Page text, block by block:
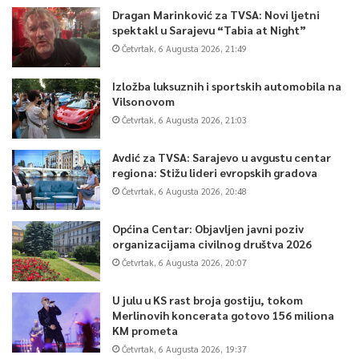
Dragan Marinković za TVSA: Novi ljetni
spektakl u Sarajevu “Tabia at Night”
Četvrtak, 6 Augusta 2026, 21:49
Izložba luksuznih i sportskih automobila na
Vilsonovom
Četvrtak, 6 Augusta 2026, 21:03
Avdić za TVSA: Sarajevo u avgustu centar
regiona: Stižu lideri evropskih gradova
Četvrtak, 6 Augusta 2026, 20:48
Općina Centar: Objavljen javni poziv
organizacijama civilnog društva 2026
Četvrtak, 6 Augusta 2026, 20:07
U julu u KS rast broja gostiju, tokom
Merlinovih koncerata gotovo 156 miliona
KM prometa
Četvrtak, 6 Augusta 2026, 19:37